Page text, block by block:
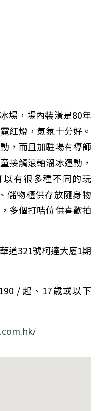
場，場內裝潢是80年
紅燈，氣氛十分好。
，而且加駐場有導師
接觸滾軸溜冰運動，
有很多種不同的玩
儲物櫃供存放隨身物
多個打咭位供喜歡拍
道321號柯達大廈1期
/ 起、17歳或以下